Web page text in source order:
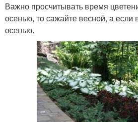
Важно просчитывать время
осенью, то сажайте весной, а если
осенью.